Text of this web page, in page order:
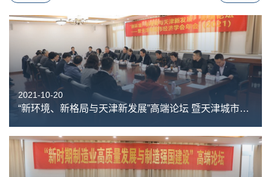
2021-10-20
“新环境、新格局与天津新发展”高端论坛 暨天津城市经济学会年会（2021）在南开大学召开